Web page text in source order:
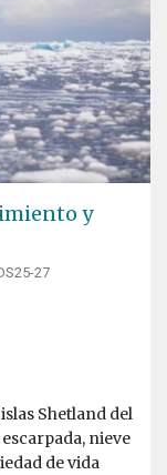
y
27
Shetland del
nieve
de vida